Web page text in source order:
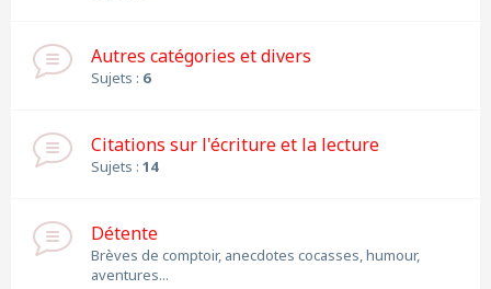
Autres catégories et divers
Sujets : 6
Citations sur l'écriture et la lecture
Sujets : 14
Détente
Brèves de comptoir, anecdotes cocasses, humour,
aventures...